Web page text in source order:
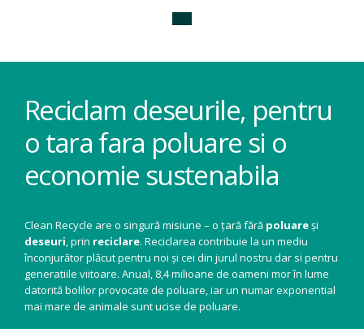
Reciclam deseurile, pentru
o tara fara poluare si o
economie sustenabila
Clean Recycle are o singură misiune – o țară fără poluareși
deseuri, prin reciclare. Reciclarea contribuie la un mediu
înconjurător plăcut pentru noi și cei din jurul nostru dar si pentru
generatiile viitoare. Anual, 8,4 milioane de oameni mor în lume
datorită bolilor provocate de poluare, iar un numar exponential
mai mare de animale sunt ucise de poluare.